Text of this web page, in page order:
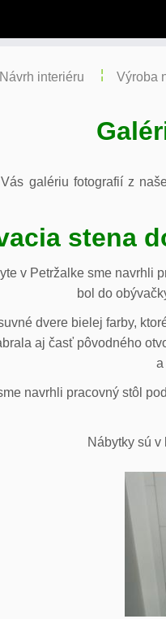
Návrh interiéru Výroba
galériu fotografií z
stena
v Petržalke sme navrhli
bol do
dvere bielej farby,
aj časť pôvodného
a
navrhli pracovný stôl
Nábytky sú